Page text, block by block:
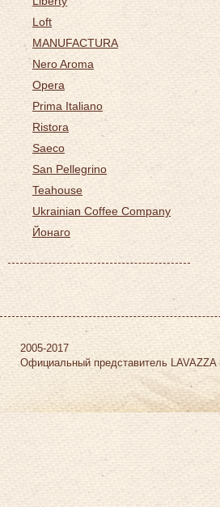
Loft
MANUFACTURA
Nero Aroma
Opera
Prima Italiano
Ristora
Saeco
San Pellegrino
Teahouse
Ukrainian Coffee Company
Йонаго
2005-2017
Официальный представитель LAVAZZA